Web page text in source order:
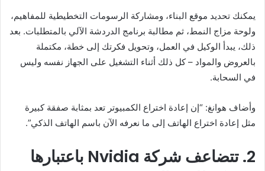
يمكنك تحديد موقع البناء، ومشاركة الرسومات التخطيطية للمفاهيم،
ولوحة مزاج النمط، ثم مطالبة برنامج الدردشة الآلي بالمتطلبات. بعد
ذلك، يبدأ الوكيل في العمل، وتحويل فكرتك إلى خطة، مكتملة
بالعروض والمواد – كل ذلك أثناء التشغيل على الجهاز نفسه وليس
في السحابة.
وأضاف هوانغ: “إن إعادة اختراع الكمبيوتر تعد بمثابة صفقة كبيرة
مثل إعادة اختراع الهاتف إلى ما نعرفه الآن باسم الهاتف الذكي”.
2. تتضاعف شركة Nvidia باعتبارها